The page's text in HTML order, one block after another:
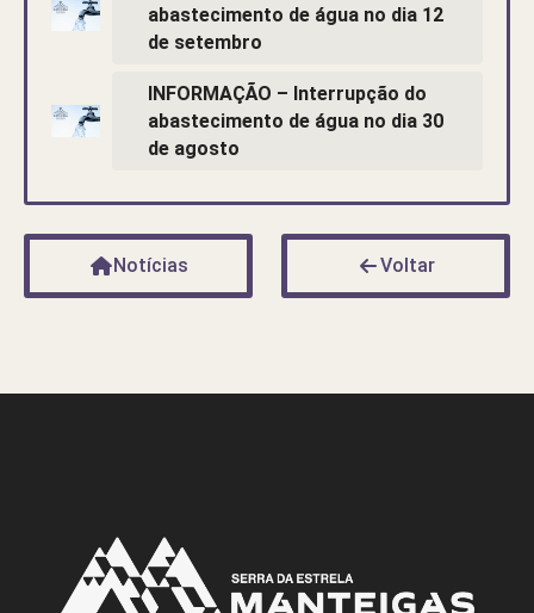
abastecimento de água no dia 12
de setembro
INFORMAÇÃO – Interrupção do
abastecimento de água no dia 30
de agosto
Notícias Voltar